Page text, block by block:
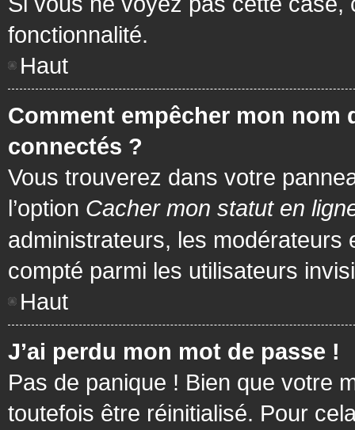
fonctionnalité.
Haut
Comment empêcher mon nom
connectés ?
Vous trouverez dans votre
l’option Cacher mon statut en
administrateurs, les
compté parmi les utilisateurs
Haut
J’ai perdu mon mot de passe !
Pas de panique ! Bien que votre
toutefois être réinitialisé. Pour